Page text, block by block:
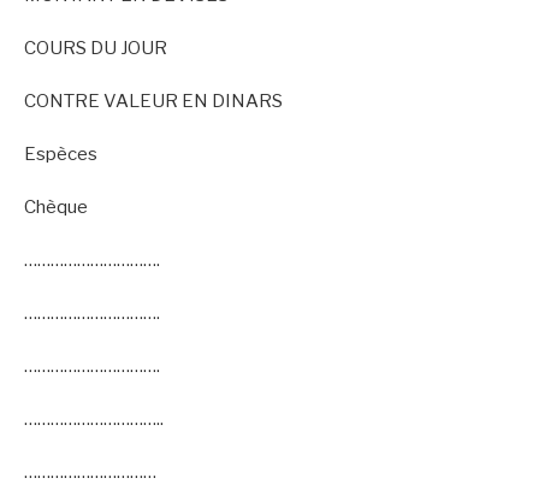
COURS DU JOUR
CONTRE VALEUR EN DINARS
Espèces
Chèque
………………………….
………………………….
………………………….
…………………………..
…………………………